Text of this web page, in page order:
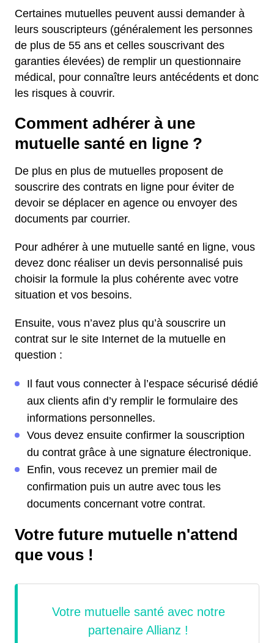
Certaines mutuelles peuvent aussi demander à
leurs souscripteurs (généralement les personnes
de plus de 55 ans et celles souscrivant des
garanties élevées) de remplir un questionnaire
médical, pour connaître leurs antécédents et donc
les risques à couvrir.
Comment adhérer à une
mutuelle santé en ligne ?
De plus en plus de mutuelles proposent de
souscrire des contrats en ligne pour éviter de
devoir se déplacer en agence ou envoyer des
documents par courrier.
Pour adhérer à une mutuelle santé en ligne, vous
devez donc réaliser un devis personnalisé puis
choisir la formule la plus cohérente avec votre
situation et vos besoins.
Ensuite, vous n’avez plus qu’à souscrire un
contrat sur le site Internet de la mutuelle en
question :
Il faut vous connecter à l’espace sécurisé dédié
aux clients afin d’y remplir le formulaire des
informations personnelles.
Vous devez ensuite confirmer la souscription
du contrat grâce à une signature électronique.
Enfin, vous recevez un premier mail de
confirmation puis un autre avec tous les
documents concernant votre contrat.
Votre future mutuelle n'attend
que vous !